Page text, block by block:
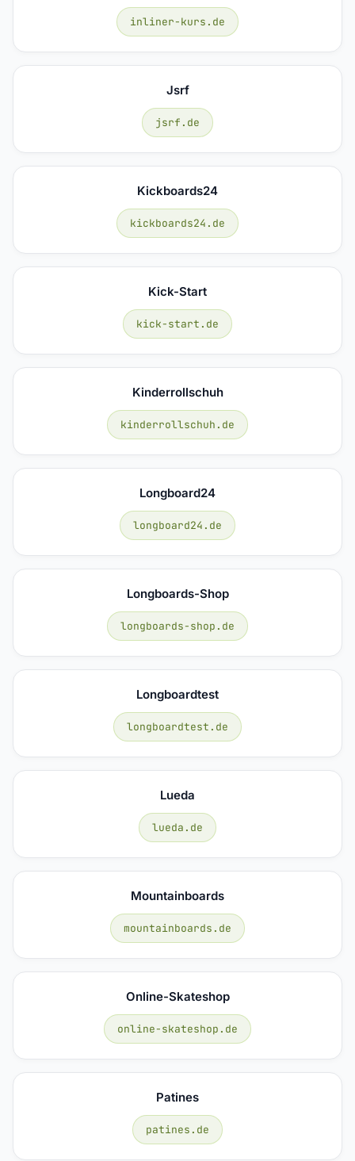
inliner-kurs.de
Jsrf
jsrf.de
Kickboards24
kickboards24.de
Kick-Start
kick-start.de
Kinderrollschuh
kinderrollschuh.de
Longboard24
longboard24.de
Longboards-Shop
longboards-shop.de
Longboardtest
longboardtest.de
Lueda
lueda.de
Mountainboards
mountainboards.de
Online-Skateshop
online-skateshop.de
Patines
patines.de